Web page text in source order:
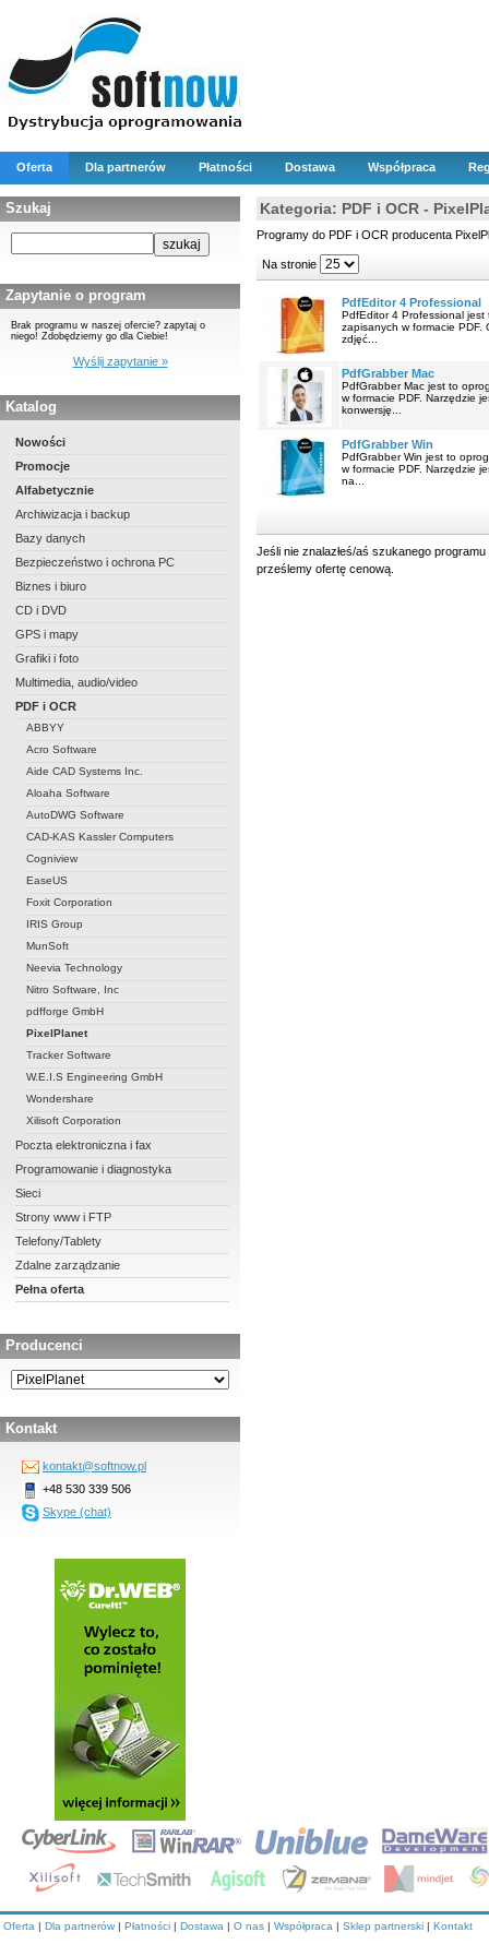
Oferta Dla partnerów Płatności Dostawa Współpraca
Szukaj
Zapytanie o program
Brak programu w naszej ofercie? zapytaj o
niego! Zdobędziemy go dla Ciebie!
Wyślij zapytanie »
Katalog
Nowości
Promocje
Alfabetycznie
Archiwizacja i backup
Bazy danych
Bezpieczeństwo i ochrona PC
Biznes i biuro
CD i DVD
GPS i mapy
Grafiki i foto
Multimedia, audio/video
PDF i OCR
ABBYY
Acro Software
Aide CAD Systems Inc.
Aloaha Software
AutoDWG Software
CAD-KAS Kassler Computers
Cogniview
EaseUS
Foxit Corporation
IRIS Group
MunSoft
Neevia Technology
Nitro Software, Inc
pdfforge GmbH
PixelPlanet
Tracker Software
W.E.I.S Engineering GmbH
Wondershare
Xilisoft Corporation
Poczta elektroniczna i fax
Programowanie i diagnostyka
Sieci
Strony www i FTP
Telefony/Tablety
Zdalne zarządzanie
Pełna oferta
Producenci
Kontakt
kontakt@softnow.pl
+48 530 339 506
Skype (chat)
Kategoria: PDF i OCR -
Programy do PDF i OCR producenta
Na stronie
PdfEditor 4 Professional
PdfEditor 4 Professional jest
zapisanych w formacie
zdjęć...
PdfGrabber Mac
PdfGrabber Mac jest to
w formacie PDF. Narzędzie
konwersję...
PdfGrabber Win
PdfGrabber Win jest to
w formacie PDF. Narzędzie
na...
Jeśli nie znalazłeś/aś szukanego
prześlemy ofertę cenową.
Oferta | Dla partnerów | Płatności | Dostawa | O nas | Współpraca | Sklep partnerski | Kontakt